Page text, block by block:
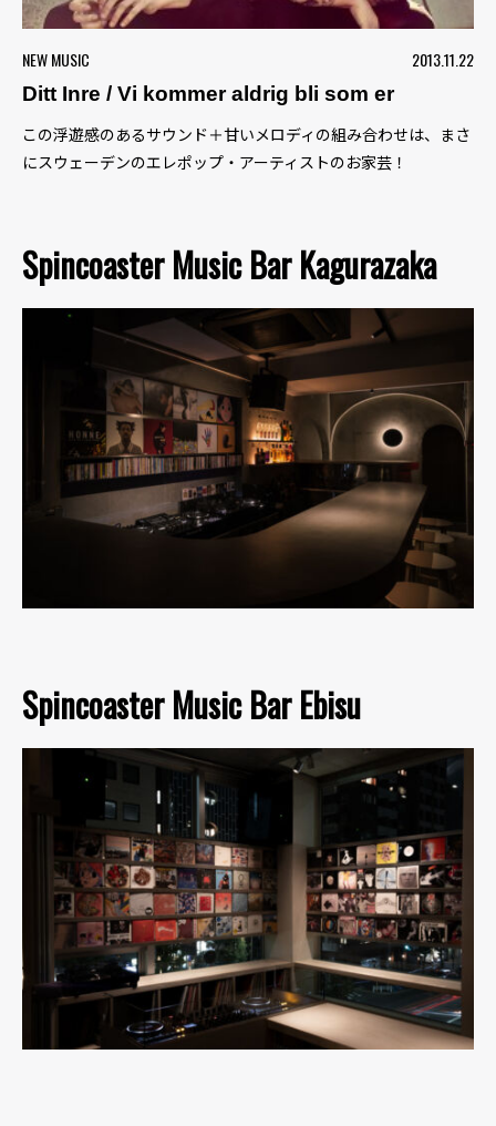
NEW MUSIC
2013.11.22
Ditt Inre / Vi kommer aldrig bli som er
この浮遊感のあるサウンド＋甘いメロディの組み合わせは、まさ
にスウェーデンのエレポップ・アーティストのお家芸！
Spincoaster Music Bar Kagurazaka
Spincoaster Music Bar Ebisu